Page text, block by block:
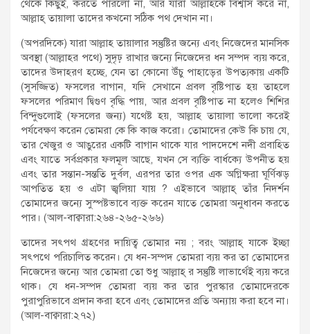
থেকে কিছুই, করতে পারলো না, আর যারা আল্লাহকে বিশ্বাস করে না,
আল্লাহ্‌ তায়ালা তাদের কখনো সঠিক পথ দেখান না।
(অপরদিকে) যারা আল্লাহ তায়ালার সন্তুষ্টির জন্যে এবং নিজেদের মানসিক
অবস্থা (আল্লাহর পথে) সুদৃঢ় রাখার জন্যে নিজেদের ধন সম্পদ ব্যয় করে,
তাদের উদাহরণ হচ্ছে, যেন তা কোনো উঁচু পাহাড়ের উপত্যকায় একটি
(সুসজ্জিত) ফসলের বাগান, যদি সেখানে প্রবল বৃষ্টিপাত হয় তাহলে
ফসলের পরিমাণ দ্বিগুণ বৃদ্ধি পায়, আর প্রবল বৃষ্টিপাত না হলেও শিশির
বিন্দুগুলোই (ফসলের জন্য) যথেষ্ট হয়, আল্লাহ তায়ালা ভালো করেই
পর্যবেক্ষণ করেন তোমরা কে কি কাজ করো। তোমাদের কেউ কি চায় যে,
তার খেজুর ও আঙুরের একটি বাগান থাকে যার পাদদেশে নদী প্রবাহিত
এবং যাতে সর্বপ্রকার ফলমূল আছে, যখন সে ব্যক্তি বার্ধক্যে উপনীত হয়
এবং তার সন্তান-সন্ততি দুর্বল, এরপর তার ওপর এক অগ্নিক্ষরা ঘূর্ণিঝড়
আপতিত হয় ও এটা জ্বলিয়া যায় ? এইভাবে আল্লাহ্ তাঁর নিদর্শন
তোমাদের জন্যে সুস্পষ্টভাবে ব্যক্ত করেন যাতে তোমরা অনুধাবন করতে
পার। (আল-বাক্বারা:২৬৪-২৬৫-২৬৬)
তাদের সৎপথ গ্রহণের দায়িত্ব তোমার নয় ; বরং আল্লাহ্ যাকে ইচ্ছা
সৎপথে পরিচালিত করেন। যে ধন-সম্পদ তোমরা ব্যয় কর তা তোমাদের
নিজেদের জন্যে আর তোমরা তো শুধু আল্লাহ্ র সন্তুষ্টি লাভার্থেই ব্যয় করে
থাক। যে ধন-সম্পদ তোমরা ব্যয় কর তার পুরস্কার তোমাদেরকে
পুরাপুরিভাবে প্রদান করা হবে এবং তোমাদের প্রতি অন্যায় করা হবে না।
(আল-বাক্বারা:২৭২)